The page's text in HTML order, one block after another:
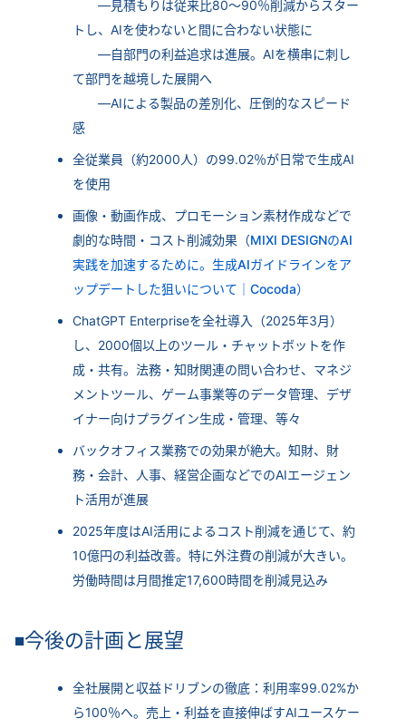
―見積もりは従来比80～90％削減からスター
トし、AIを使わないと間に合わない状態に
―自部門の利益追求は進展。AIを横串に刺し
て部門を越境した展開へ
―AIによる製品の差別化、圧倒的なスピード
感
全従業員（約2000人）の99.02％が日常で生成AI
を使用
画像・動画作成、プロモーション素材作成などで
劇的な時間・コスト削減効果（MIXI DESIGNのAI
実践を加速するために。生成AIガイドラインをア
ップデートした狙いについて｜Cocoda）
ChatGPT Enterpriseを全社導入（2025年3月）
し、2000個以上のツール・チャットボットを作
成・共有。法務・知財関連の問い合わせ、マネジ
メントツール、ゲーム事業等のデータ管理、デザ
イナー向けプラグイン生成・管理、等々
バックオフィス業務での効果が絶大。知財、財
務・会計、人事、経営企画などでのAIエージェン
ト活用が進展
2025年度はAI活用によるコスト削減を通じて、約
10億円の利益改善。特に外注費の削減が大きい。
労働時間は月間推定17,600時間を削減見込み
◾今後の計画と展望
全社展開と収益ドリブンの徹底：利用率99.02%か
ら100％へ。売上・利益を直接伸ばすAIユースケー